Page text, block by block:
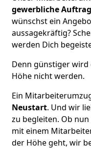
gewerbliche
wünschst ein
aussagekräftig?
werden Dich
Denn günstiger wird
Höhe nicht werden.
Ein
Neustart. Und wir
zu begleiten. Ob
mit einem
der Höhe geht, wir